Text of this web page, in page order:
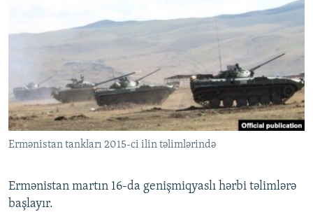
KARIKATURA
RADIO ARXIV
AZƏRBAYCAN ƏDƏBIYYATI KITABXANASI
İSLAM VƏ DEMOKRATIYA
İZ - MƏDƏNIYYƏT PROQRAMI
PEŞƏ ETIKASI VƏ JURNALISTIKA STANDARTLARIMIZ
MATERIALLARIMIZDAN ISTIFADƏ
AZADLIQRADIOSU MOBIL TELEFONUNUZDA
XƏBƏR BÜLLETENLƏRIMIZ
BIZI IZLƏ
RFE/RL-in bütün saytları
Ermənistan tankları 2015-ci ilin təlimlərində
Ermənistan martın 16-da genişmiqyaslı hərbi təlimlərə
başlayır.